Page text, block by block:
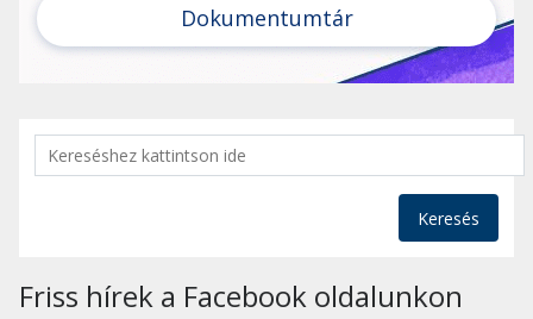
Dokumentumtár
Keresés
Friss hírek a Facebook oldalunkon